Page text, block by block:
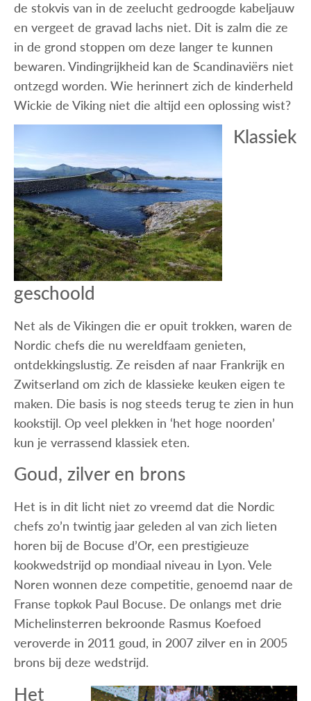
de stokvis van in de zeelucht gedroogde kabeljauw
en vergeet de gravad lachs niet. Dit is zalm die ze
in de grond stoppen om deze langer te kunnen
bewaren. Vindingrijkheid kan de Scandinaviërs niet
ontzegd worden. Wie herinnert zich de kinderheld
Wickie de Viking niet die altijd een oplossing wist?
Klassiek
geschoold
Net als de Vikingen die er opuit trokken, waren de
Nordic chefs die nu wereldfaam genieten,
ontdekkingslustig. Ze reisden af naar Frankrijk en
Zwitserland om zich de klassieke keuken eigen te
maken. Die basis is nog steeds terug te zien in hun
kookstijl. Op veel plekken in ‘het hoge noorden’
kun je verrassend klassiek eten.
Goud, zilver en brons
Het is in dit licht niet zo vreemd dat die Nordic
chefs zo’n twintig jaar geleden al van zich lieten
horen bij de Bocuse d’Or, een prestigieuze
kookwedstrijd op mondiaal niveau in Lyon. Vele
Noren wonnen deze competitie, genoemd naar de
Franse topkok Paul Bocuse. De onlangs met drie
Michelinsterren bekroonde Rasmus Koefoed
veroverde in 2011 goud, in 2007 zilver en in 2005
brons bij deze wedstrijd.
Het